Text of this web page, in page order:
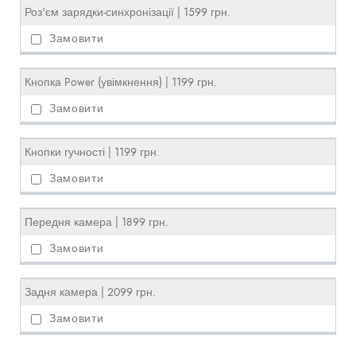
Роз'єм зарядки-синхронізації | 1599 грн.
Кнопка Power (увімкнення) | 1199 грн.
Кнопки гучності | 1199 грн.
Передня камера | 1899 грн.
Задня камера | 2099 грн.